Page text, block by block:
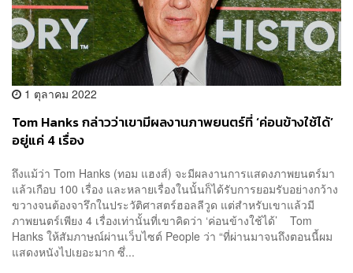
1 ตุลาคม 2022
Tom Hanks กล่าวว่าเขามีผลงานภาพยนตร์ที่ ‘ค่อนข้างใช้ได้’
อยู่แค่ 4 เรื่อง
ถึงแม้ว่า Tom Hanks (ทอม แฮงส์) จะมีผลงานการแสดงภาพยนตร์มา
แล้วเกือบ 100 เรื่อง และหลายเรื่องในนั้นก็ได้รับการยอมรับอย่างกว้าง
ขวางจนต้องจารึกในประวัติศาสตร์ฮอลลีวูด แต่สำหรับเขาแล้วมี
ภาพยนตร์เพียง 4 เรื่องเท่านั้นที่เขาคิดว่า ‘ค่อนข้างใช้ได้’ Tom
Hanks ให้สัมภาษณ์ผ่านเว็บไซต์ People ว่า “ที่ผ่านมาจนถึงตอนนี้ผม
แสดงหนังไปเยอะมาก ซึ่...